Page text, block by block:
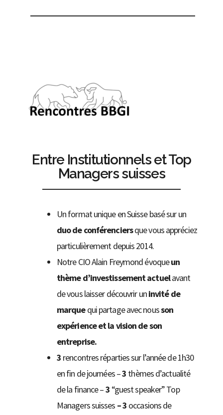
Entre Institutionnels et Top
Managers suisses
Un format unique en Suisse basé sur un
duo de conférenciersque vous appréciez
particulièrement depuis 2014.
Notre CIO Alain Freymond évoqueun
thème d’investissement actuelavant
de vous laisser découvrir uninvité de
marquequi partage avec nousson
expérience et la vision de son
entreprise.
3 rencontres réparties sur l’année de 1h30
en fin de journées –3 thèmes d’actualité
de la finance –3 “guest speaker” Top
Managers suisses – 3 occasions de